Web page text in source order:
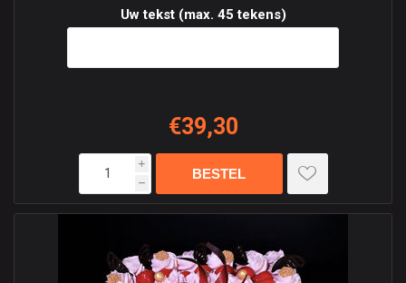
Uw tekst (max. 45 tekens)
€39,30
i
h